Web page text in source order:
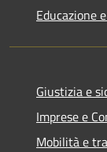
Educazione
Giustizia e
Imprese e
Mobilità e